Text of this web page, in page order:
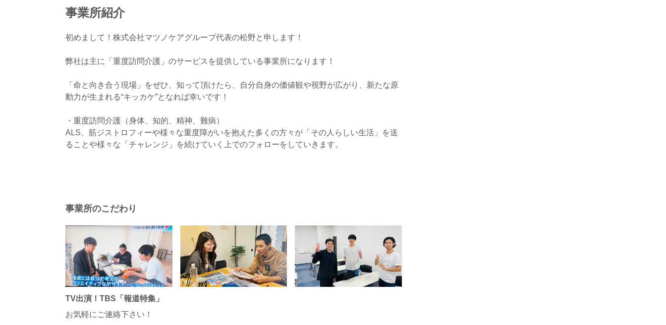
事業所紹介
初めまして！株式会社マツノケアグループ代表の松野と申します！
弊社は主に「重度訪問介護」のサービスを提供している事業所になります！
「命と向き合う現場」をぜひ、知って頂けたら、自分自身の価値観や視野が広がり、新たな原
動力が生まれる“キッカケ”となれば幸いです！
・重度訪問介護（身体、知的、精神、難病）
ALS、筋ジストロフィーや様々な重度障がいを抱えた多くの方々が「その人らしい生活」を送
ることや様々な「チャレンジ」を続けていく上でのフォローをしていきます。
事業所のこだわり
TV出演！TBS「報道特集」
お気軽にご連絡下さい！